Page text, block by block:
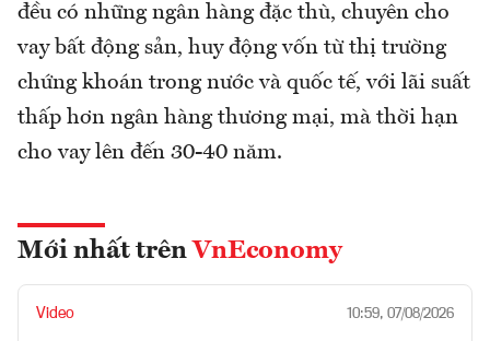
đều có những ngân hàng đặc thù, chuyên cho
vay bất động sản, huy động vốn từ thị trường
chứng khoán trong nước và quốc tế, với lãi suất
thấp hơn ngân hàng thương mại, mà thời hạn
cho vay lên đến 30-40 năm.
Mới nhất trên VnEconomy
Video 10:59, 07/08/2026